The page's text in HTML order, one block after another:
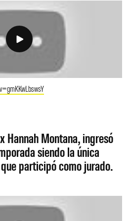
Hannah Montana, ingresó
siendo la única
participó como jurado.